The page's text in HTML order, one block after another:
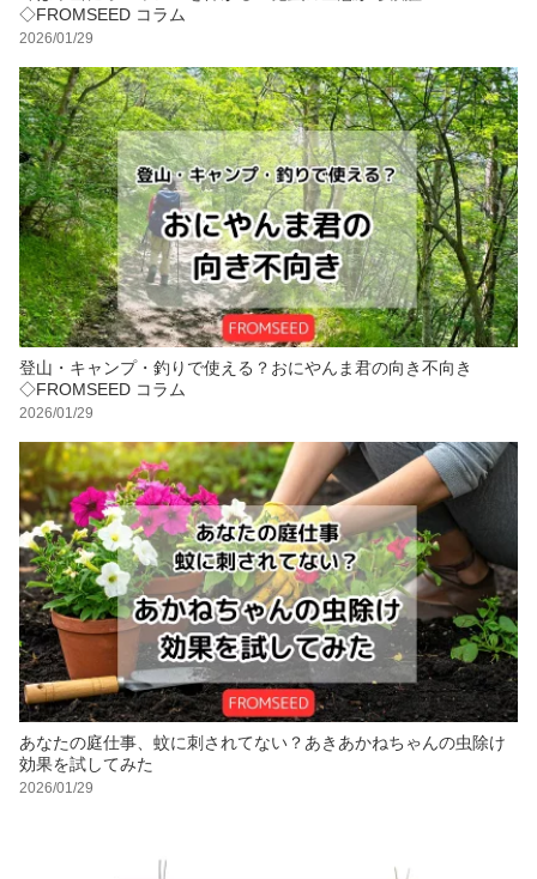
◇FROMSEED コラム
2026/01/29
登山・キャンプ・釣りで使える？おにやんま君の向き不向き
◇FROMSEED コラム
2026/01/29
あなたの庭仕事、蚊に刺されてない？あきあかねちゃんの虫除け
効果を試してみた
2026/01/29